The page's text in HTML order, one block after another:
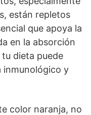
están repletos
que apoya la
en la absorción
dieta puede
inmunológico y
color naranja, no